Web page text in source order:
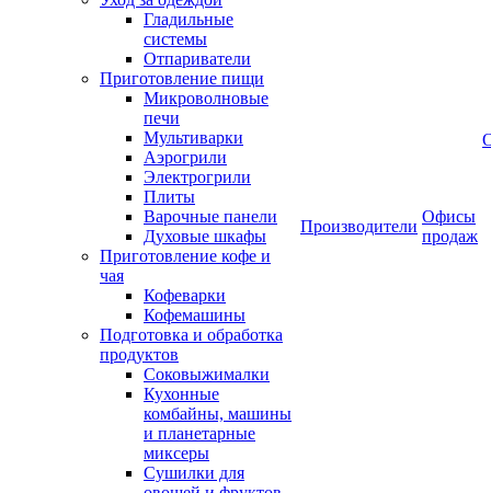
Гладильные
системы
Отпариватели
Приготовление пищи
Микроволновые
печи
Мультиварки
Аэрогрили
Электрогрили
Плиты
Варочные панели
Духовые шкафы
Приготовление кофе и
чая
Кофеварки
Кофемашины
Подготовка и обработка
продуктов
Соковыжималки
Кухонные
комбайны, машины
и планетарные
миксеры
Сушилки для
Производители
Офисы
продаж